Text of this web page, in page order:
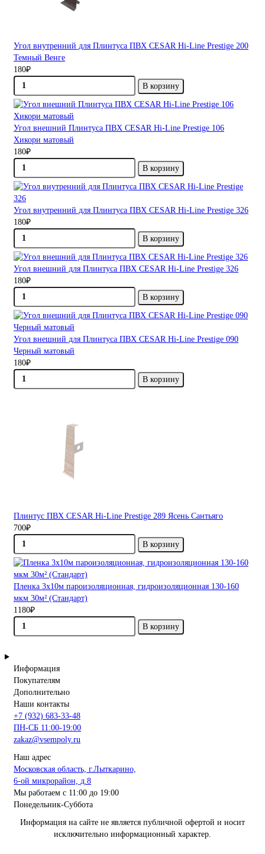
Угол внутренний для Плинтуса ПВХ CESAR Hi-Line Prestige 200
Темный Венге
180₽
В корзину
Угол внешний Плинтуса ПВХ CESAR Hi-Line Prestige 106
Хикори матовый
180₽
В корзину
Угол внутренний для Плинтуса ПВХ CESAR Hi-Line Prestige 326
180₽
В корзину
Угол внешний для Плинтуса ПВХ CESAR Hi-Line Prestige 326
180₽
В корзину
Угол внешний для Плинтуса ПВХ CESAR Hi-Line Prestige 090
Черный матовый
180₽
В корзину
Плинтус ПВХ CESAR Hi-Line Prestige 289 Ясень Сантьяго
700₽
В корзину
Пленка 3х10м пароизоляционная, гидроизоляционная 130-160
мкм 30м² (Стандарт)
1180₽
В корзину
Информация
Покупателям
Дополнительно
Наши контакты
+7 (932) 683-33-48
ПН-СБ 11:00-19:00
zakaz@vsempoly.ru
Наш адрес
Московская область, г.Лыткарино,
6-ой микрорайон, д.8
Мы работаем с 11:00 до 19:00
Понедельник-Суббота
Информация на сайте не является публичной офертой и носит
исключительно информационный характер.